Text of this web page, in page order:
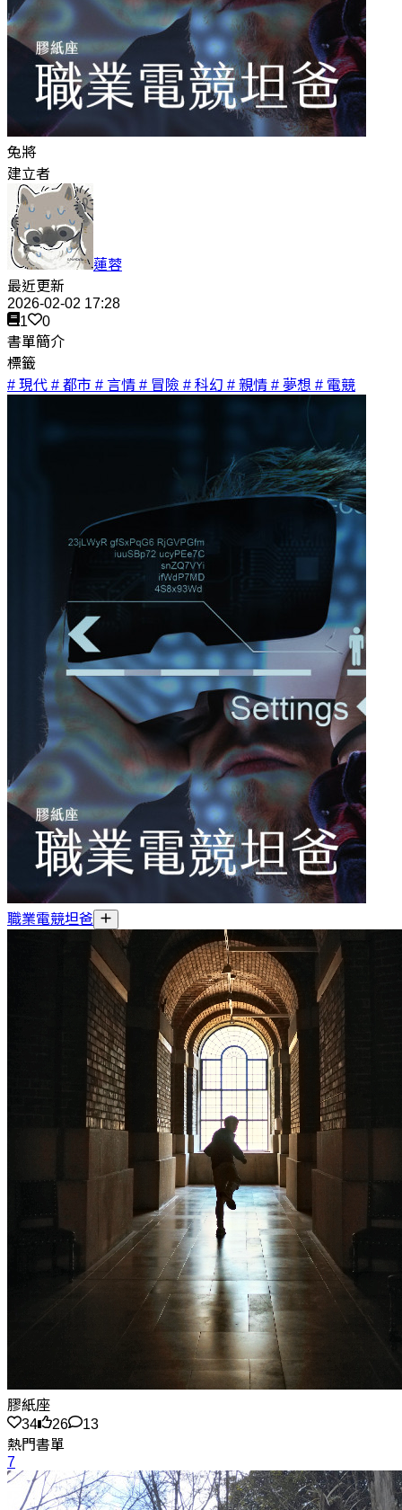
兔將
建立者
蓮蓉
最近更新
2026-02-02 17:28
1
0
書單簡介
標籤
# 現代 # 都市 # 言情 # 冒險 # 科幻 # 親情 # 夢想 # 電競
職業電競坦爸
膠紙座
34
26
13
熱門書單
7